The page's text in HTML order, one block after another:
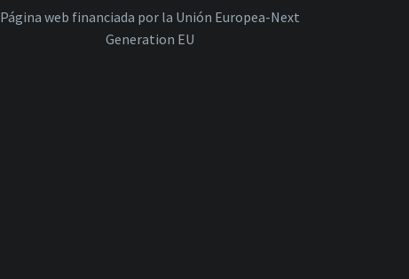
Página web financiada por la Unión Europea-Next
Generation EU